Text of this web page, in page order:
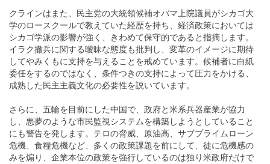
クラインはまた、民主党の大統領候補オバマ上院議員がシカゴ大
学のロースクールで教えていた経歴を持ち、経済政策においては
シカゴ学派の影響が強く、きわめて保守的であると指摘します。
イラク撤兵に関する曖昧な態度も批判し、変革のイメージに期待
してやみくもに支持を与えることを戒めています。候補者に白紙
委任をするのではなく、条件つきの支持によって圧力をかける、
成熟した民主主義文化の必要性を説いています。
さらに、五輪を目前にした中国で、政府と米系兵器産業が協力
し、悪夢のような市民監視システムを構築しようとしていること
にも警告を発します。テロの脅威、原油高、サブプライムローン
危機、食糧危機など、多くの政策課題を前にして、徒に危機感の
みを煽り、企業本位の政策を強行しているのは独り米政府だけで